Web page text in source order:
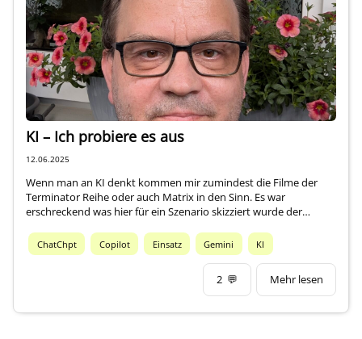
Über mich
KI – Ich probiere es aus
12.06.2025
Wenn man an KI denkt kommen mir zumindest die Filme der
Terminator Reihe oder auch Matrix in den Sinn. Es war
erschreckend was hier für ein Szenario skizziert wurde der…
ChatChpt Copilot Einsatz Gemini KI
2 💬 Mehr lesen